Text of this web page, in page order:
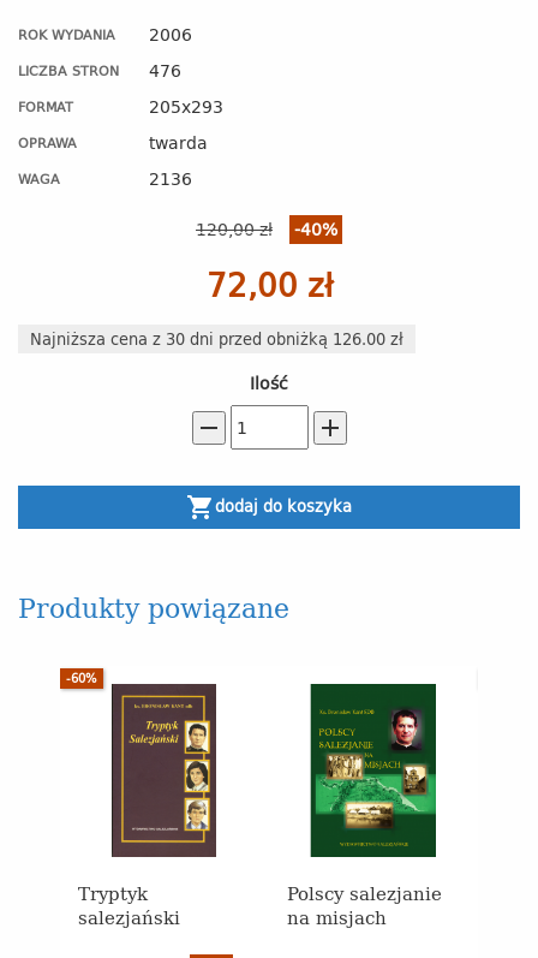
ROK WYDANIA 2006
LICZBA STRON 476
FORMAT 205x293
OPRAWA twarda
WAGA
2136
120,00 zł
-40%
72,00 zł
Najniższa cena z 30 dni przed obniżką 126.00 zł
Ilość
remove add
shopping_cartdodaj do koszyka
Produkty powiązane
Tryptyk
salezjański
-60%
Polscy salezjanie
na misjach